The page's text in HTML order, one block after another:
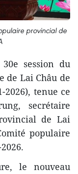
provincial de
session du
de Lai Châu de
2026), tenue ce
secrétaire
de Lai
populaire
le nouveau